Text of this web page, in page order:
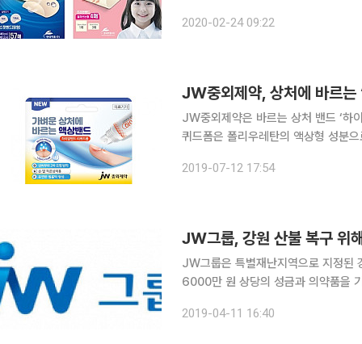
과적이다. 작은 부위에 붙일 수 있는
2020-02-24 09:22
JW중외제약, 상처에 바르는
JW중외제약은 바르는 상처 밴드 ‘하이맘밴
퀴드폼은 폴리우레탄의 액상형 성분
에도 불편함 없이 사용할 수 있다. 또
2019-07-12 17:54
JW그룹, 강원 산불 복구 위
JW그룹은 특별재난지역으로 지정된
6000만 원 상당의 성금과 의약품을
터 총 5000만 원의 성금을 모아 전국
2019-04-11 16:40